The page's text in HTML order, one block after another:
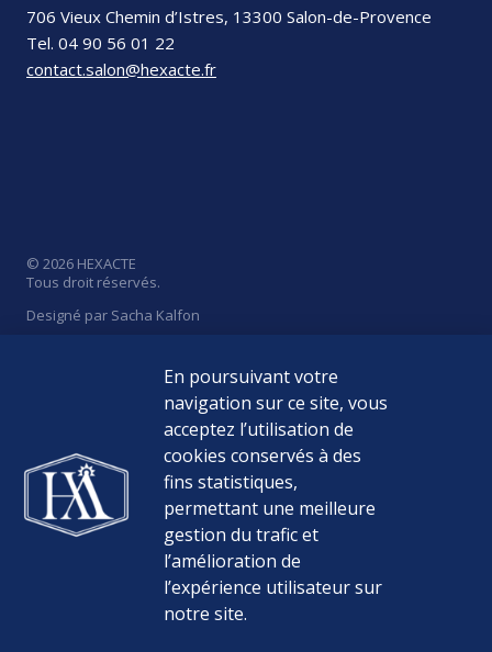
706 Vieux Chemin d’Istres, 13300 Salon-de-Provence
Tel. 04 90 56 01 22
contact.salon@hexacte.fr
© 2026 HEXACTE
Tous droit réservés.
Designé par Sacha Kalfon
Politique de Confidentialité
Mentions Légales
Médiateur de la consommation
En poursuivant votre
navigation sur ce site, vous
acceptez l’utilisation de
cookies conservés à des
fins statistiques,
permettant une meilleure
gestion du trafic et
l’amélioration de
l’expérience utilisateur sur
notre site.